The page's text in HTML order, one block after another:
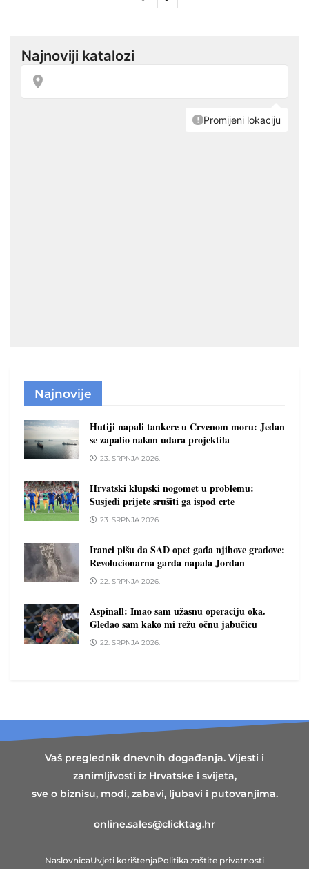
Najnovije
Hutiji napali tankere u Crvenom moru: Jedan
se zapalio nakon udara projektila
23. SRPNJA 2026.
Hrvatski klupski nogomet u problemu:
Susjedi prijete srušiti ga ispod crte
23. SRPNJA 2026.
Iranci pišu da SAD opet gađa njihove gradove:
Revolucionarna garda napala Jordan
22. SRPNJA 2026.
Aspinall: Imao sam užasnu operaciju oka.
Gledao sam kako mi režu očnu jabučicu
22. SRPNJA 2026.
Vaš preglednik dnevnih događanja. Vijesti i
zanimljivosti iz Hrvatske i svijeta,
sve o biznisu, modi, zabavi, ljubavi i putovanjima.
online.sales@clicktag.hr
NaslovnicaUvjeti korištenjaPolitika zaštite privatnosti